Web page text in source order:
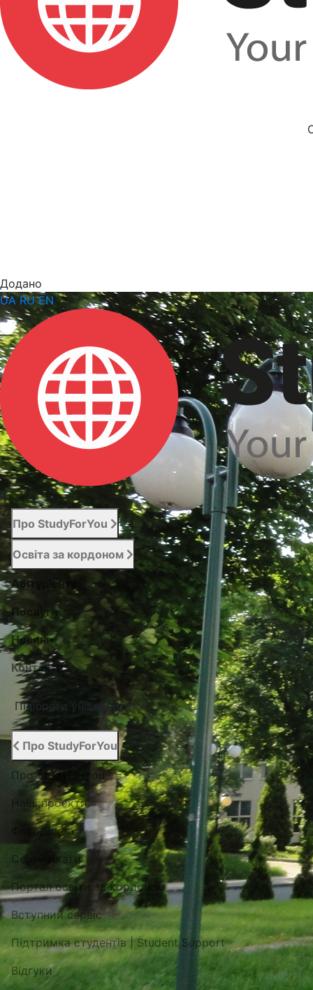
Додано
UA RU EN
Про StudyForYou
Освіта за кордоном
Абітурієнту
Послуги
Новини
Контакти
Підібрати університет
Про StudyForYou
Про StudyForYou
Наші проекти
Фото/Відео
Сертифікати
Портал освіти за кордоном
Вступний сервіс
Підтримка студентів | Student Support
Відгуки